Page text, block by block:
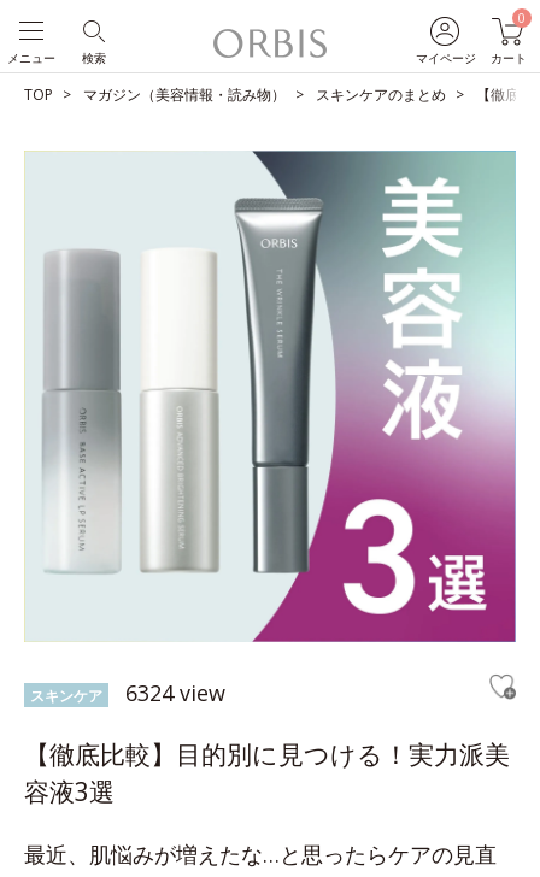
マイページ
0
カート
検索
メニュー
TOP マガジン（美容情報・読み物） スキンケアのまとめ 【徹底
スキンケア 6324 view
【徹底比較】目的別に見つける！実力派美
容液3選
最近、肌悩みが増えたな…と思ったらケアの見直